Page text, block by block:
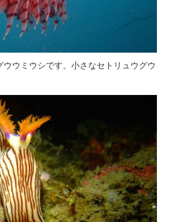
ウミウシです。小さなセトリュウグウ